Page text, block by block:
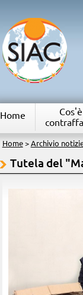
Home
Home> Archivio
Tutela del